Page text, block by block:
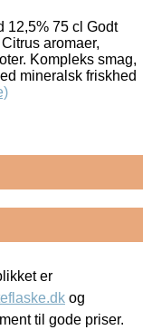
12,5% 75 cl Godt
aromaer,
Kompleks smag,
mineralsk friskhed
er
og
til gode priser.